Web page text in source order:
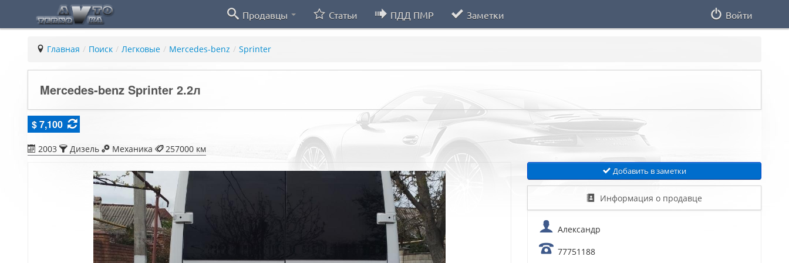
Войти
Продавцы Статьи ПДД ПМР Заметки
Главная / Поиск / Легковые / Mercedes-benz / Sprinter
Mercedes-benz Sprinter 2.2л
$ 7,100
2003 Дизель Механика 257000 км
Добавить в заметки
Информация о продавце
Александр
77751188